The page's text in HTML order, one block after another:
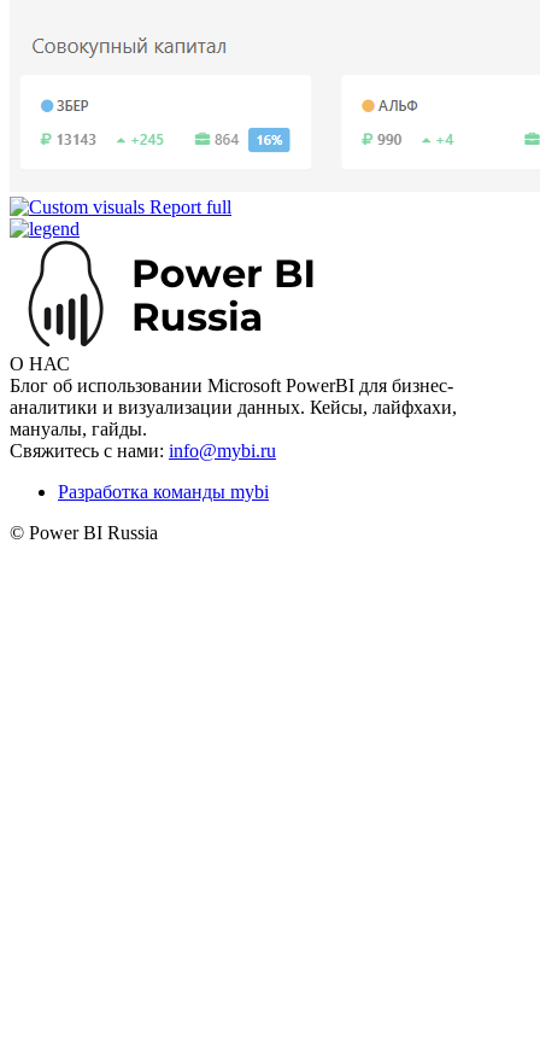
О НАС
Блог об использовании Microsoft PowerBI для бизнес-
аналитики и визуализации данных. Кейсы, лайфхахи,
мануалы, гайды.
Свяжитесь с нами: info@mybi.ru
Разработка команды mybi
© Power BI Russia